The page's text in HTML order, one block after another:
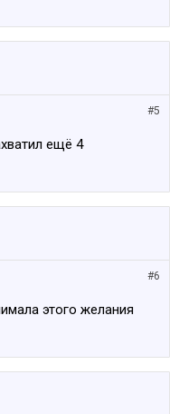
#5
ещё 4
#6
этого желания